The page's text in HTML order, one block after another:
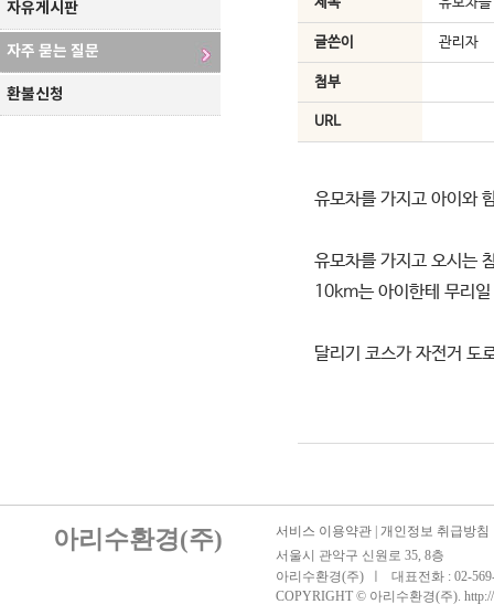
자유게시판
자주 묻는 질문
환불신청
글쓴이 관리자
첨부
URL
유모차를 가지고 아이와
유모차를 가지고 오시는
10km는 아이한테 무리
달리기 코스가 자전거 도
아리수환경(주) 서비스 이용약관 개인정보 취급방침
서울시 관악구 신원로 35, 8층
아리수환경(주)
대표전화 : 02-
COPYRIGHT © 아리수환경(주). http://